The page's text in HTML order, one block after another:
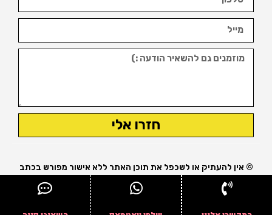
חזרו אלי
© אין להעתיק או לשכפל את תוכן האתר ללא אישור מפורש בכתב
מבעל האתר.
נבנה ומקודם ע"י עופר אטלס